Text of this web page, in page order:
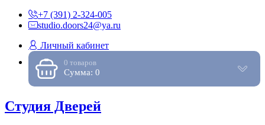
+7 (391) 2-324-005
studio.doors24@ya.ru
Личный кабинет
0 товаров
Сумма: 0
Студия Дверей